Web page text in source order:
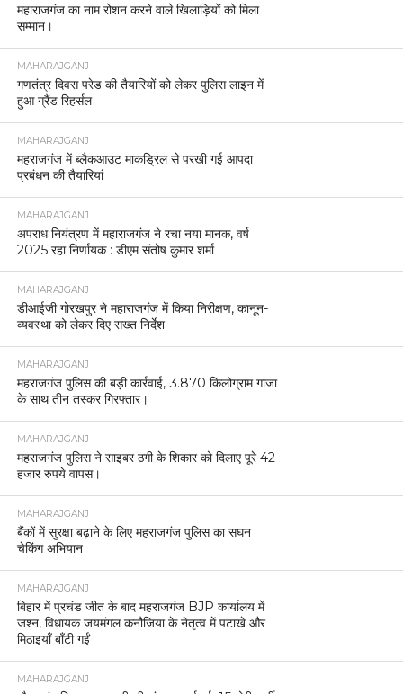
महाराजगंज का नाम रोशन करने वाले खिलाड़ियों को मिला
सम्मान।
MAHARAJGANJ
गणतंत्र दिवस परेड की तैयारियों को लेकर पुलिस लाइन में
हुआ ग्रैंड रिहर्सल
MAHARAJGANJ
महराजगंज में ब्लैकआउट माकड्रिल से परखी गई आपदा
प्रबंधन की तैयारियां
MAHARAJGANJ
अपराध नियंत्रण में महाराजगंज ने रचा नया मानक, वर्ष
2025 रहा निर्णायक : डीएम संतोष कुमार शर्मा
MAHARAJGANJ
डीआईजी गोरखपुर ने महाराजगंज में किया निरीक्षण, कानून-
व्यवस्था को लेकर दिए सख्त निर्देश
MAHARAJGANJ
महराजगंज पुलिस की बड़ी कार्रवाई, 3.870 किलोग्राम गांजा
के साथ तीन तस्कर गिरफ्तार।
MAHARAJGANJ
महराजगंज पुलिस ने साइबर ठगी के शिकार को दिलाए पूरे 42
हजार रुपये वापस।
MAHARAJGANJ
बैंकों में सुरक्षा बढ़ाने के लिए महराजगंज पुलिस का सघन
चेकिंग अभियान
MAHARAJGANJ
बिहार में प्रचंड जीत के बाद महराजगंज BJP कार्यालय में
जश्न, विधायक जयमंगल कनौजिया के नेतृत्व में पटाखे और
मिठाइयाँ बाँटी गईं
MAHARAJGANJ